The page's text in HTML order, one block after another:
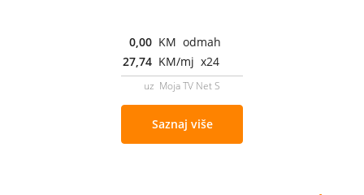
0,00 KM odmah
27,74 KM/mj x24
uz Moja TV Net S
Saznaj više